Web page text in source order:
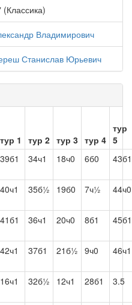
Владимирович
Станислав Юрьевич
тур 1 тур 2 тур 3 тур 4
тур
5
39б1 34ч1 18ч0 6б0 43б1
40ч1 35б½ 19б0 7ч½ 44ч0
41б1 36ч1 20ч0 8б1 45б1
42ч1 37б1 21б½ 9ч0 46ч1
16ч1 32б½ 12ч1 28б1 3.5